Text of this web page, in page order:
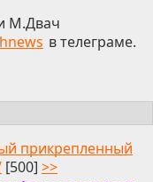
М.Двач
в телеграме.
прикрепленный
[500] >>